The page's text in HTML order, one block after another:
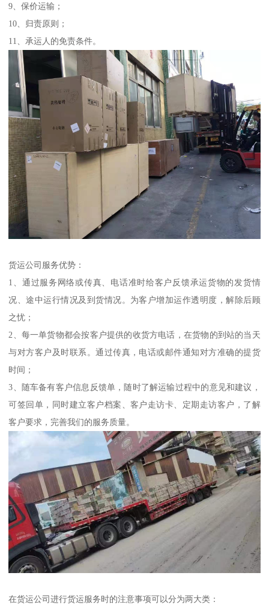
9、保价运输；
10、归责原则；
11、承运人的免责条件。
货运公司服务优势：
1、通过服务网络或传真、电话准时给客户反馈承运货物的发货情
况、途中运行情况及到货情况。为客户增加运作透明度，解除后顾
之忧；
2、每一单货物都会按客户提供的收货方电话，在货物的到站的当天
与对方客户及时联系。通过传真，电话或邮件通知对方准确的提货
时间；
3、随车备有客户信息反馈单，随时了解运输过程中的意见和建议，
可签回单，同时建立客户档案、客户走访卡、定期走访客户，了解
客户要求，完善我们的服务质量。
在货运公司进行货运服务时的注意事项可以分为两大类：